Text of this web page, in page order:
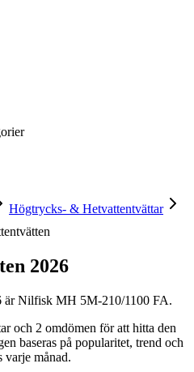
Högtrycks- & Hetvattentvättar
2026
ärNilfisk MH 5M-210/1100 FA.
och 2 omdömen för att hitta den
baseras på popularitet, trend och
varje månad.